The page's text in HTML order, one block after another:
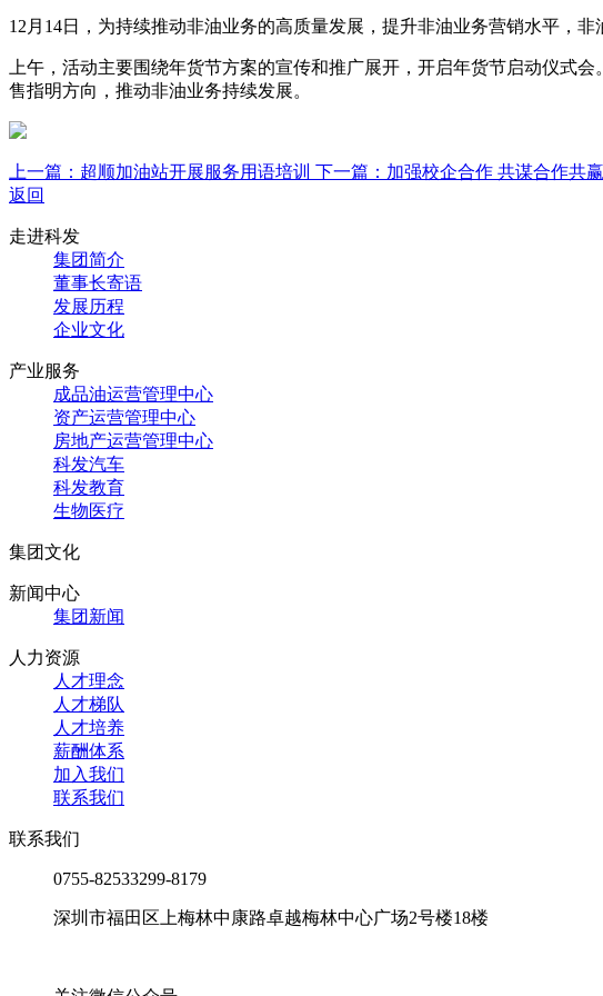
12月14日，为持续推动非油业务的高质量发展，提升非油业务营销水平，
上午，活动主要围绕年货节方案的宣传和推广展开，开启年货节启动仪式
售指明方向，推动非油业务持续发展。
上一篇：超顺加油站开展服务用语培训 下一篇：加强校企合作 共谋合作共赢
返回
走进科发
集团简介
董事长寄语
发展历程
企业文化
产业服务
成品油运营管理中心
资产运营管理中心
房地产运营管理中心
科发汽车
科发教育
生物医疗
集团文化
新闻中心
集团新闻
人力资源
人才理念
人才梯队
人才培养
薪酬体系
加入我们
联系我们
联系我们
0755-82533299-8179
深圳市福田区上梅林中康路卓越梅林中心广场2号楼18楼